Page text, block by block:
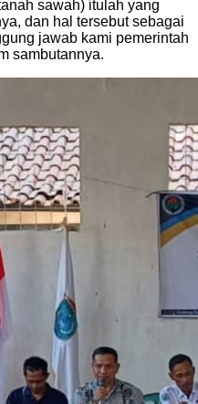
sawah) itulah yang
dan hal tersebut sebagai
jawab kami pemerintah
sambutannya.